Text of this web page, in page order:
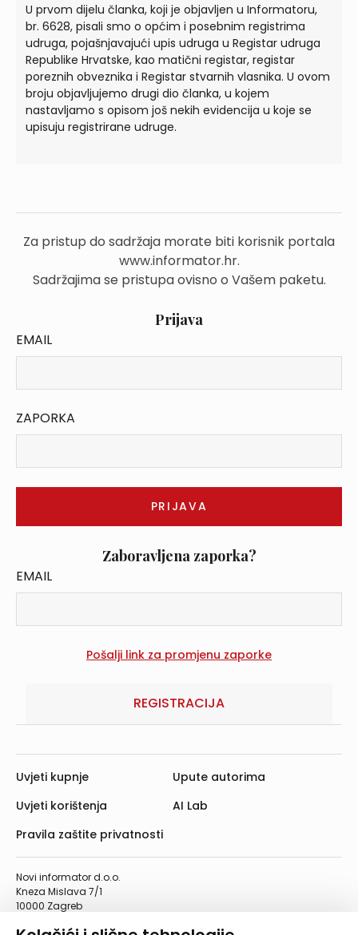
U prvom dijelu članka, koji je objavljen u Informatoru,
br. 6628, pisali smo o općim i posebnim registrima
udruga, pojašnjavajući upis udruga u Registar udruga
Republike Hrvatske, kao matični registar, registar
poreznih obveznika i Registar stvarnih vlasnika. U ovom
broju objavljujemo drugi dio članka, u kojem
nastavljamo s opisom još nekih evidencija u koje se
upisuju registrirane udruge.
Za pristup do sadržaja morate biti korisnik portala
www.informator.hr.
Sadržajima se pristupa ovisno o Vašem paketu.
Prijava
EMAIL
ZAPORKA
Zaboravljena zaporka?
EMAIL
REGISTRACIJA
Novi informator d.o.o.
Kneza Mislava 7/1
10000 Zagreb
Uvjeti kupnje
Uvjeti korištenja
Pravila zaštite privatnosti
Upute autorima
AI Lab